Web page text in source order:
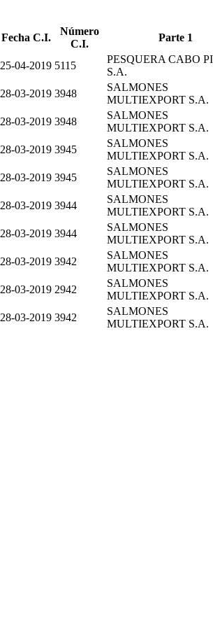
Fecha C.I.
Número
C.I.
Parte 1
25-04-2019 5115
PESQUERA CABO
S.A.
28-03-2019 3948
SALMONES
MULTIEXPORT S.A.
28-03-2019 3948
SALMONES
MULTIEXPORT S.A.
28-03-2019 3945
SALMONES
MULTIEXPORT S.A.
28-03-2019 3945
SALMONES
MULTIEXPORT S.A.
28-03-2019 3944
SALMONES
MULTIEXPORT S.A.
28-03-2019 3944
SALMONES
MULTIEXPORT S.A.
28-03-2019 3942
SALMONES
MULTIEXPORT S.A.
28-03-2019 2942
SALMONES
MULTIEXPORT S.A.
28-03-2019 3942
SALMONES
MULTIEXPORT S.A.